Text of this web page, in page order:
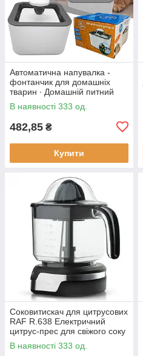
Автоматична напувалка -
фонтанчик для домашніх
тварин ∙ Домашній питний
фонтан із чашею для котів та
собак Pet Water FOUNTAIN
В наявності 333 од.
482,85 ₴
Купити
Соковитискач для цитрусових
RAF R.638 Електричний
цитрус-прес для свіжого соку
В наявності 333 од.